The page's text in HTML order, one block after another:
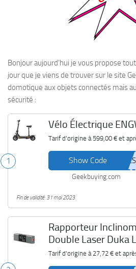
Bonjour aujourd’hui je vous propose
jour que je viens de trouver sur le site
domotique aux objets connectés mais
sécurité :
1
Vélo Électrique
Tarif d'origine à 599,00 €et
Show Code
Geekbuying.com
Fin de validité: 31 mai 2023
Rapporteur
Double Laser Duka
Tarif d'origine à 27,72 €et